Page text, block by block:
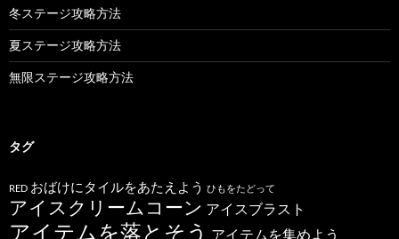
冬ステージ攻略方法
夏ステージ攻略方法
無限ステージ攻略方法
タグ
RED おばけにタイルをあたえよう ひもをたどって
アイスクリームコーン アイスブラスト
アイテムを落とそう アイテムを集めよう